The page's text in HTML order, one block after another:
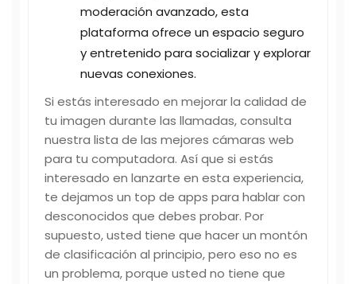
moderación avanzado, esta
plataforma ofrece un espacio seguro
y entretenido para socializar y explorar
nuevas conexiones.
Si estás interesado en mejorar la calidad de
tu imagen durante las llamadas, consulta
nuestra lista de las mejores cámaras web
para tu computadora. Así que si estás
interesado en lanzarte en esta experiencia,
te dejamos un top de apps para hablar con
desconocidos que debes probar. Por
supuesto, usted tiene que hacer un montón
de clasificación al principio, pero eso no es
un problema, porque usted no tiene que